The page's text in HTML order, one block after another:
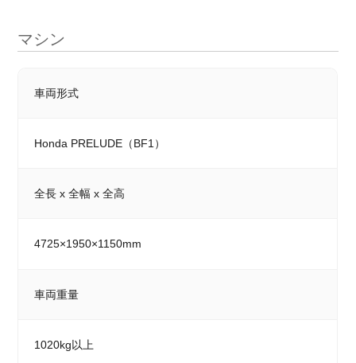
マシン
車両形式
Honda PRELUDE（BF1）
全長 x 全幅 x 全高
4725×1950×1150mm
車両重量
1020kg以上